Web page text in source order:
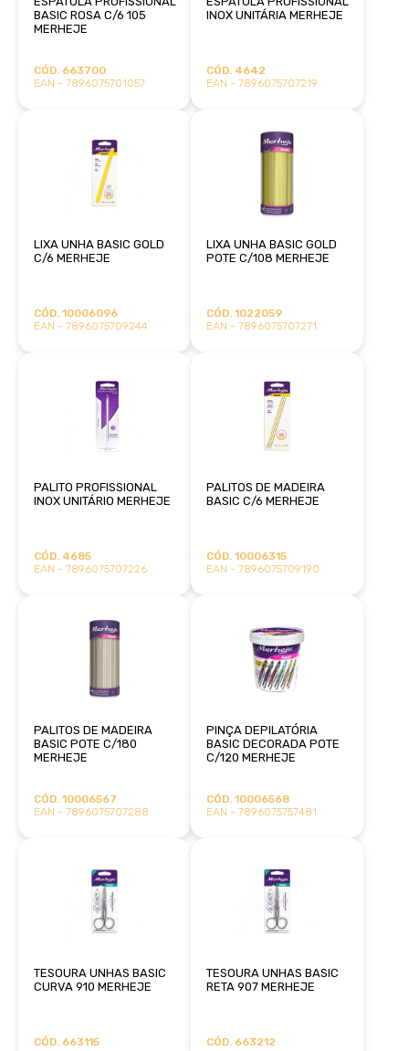
BASIC ROSA C/6 105
MERHEJE
CÓD. 663700
EAN - 7896075701057
INOX UNITÁRIA MERHEJE
CÓD. 4642
EAN - 7896075707219
LIXA UNHA BASIC GOLD
C/6 MERHEJE
CÓD. 10006096
EAN - 7896075709244
LIXA UNHA BASIC GOLD
POTE C/108 MERHEJE
CÓD. 1022059
EAN - 7896075707271
PALITO PROFISSIONAL
INOX UNITÁRIO MERHEJE
CÓD. 4685
EAN - 7896075707226
PALITOS DE MADEIRA
BASIC C/6 MERHEJE
CÓD. 10006315
EAN - 7896075709190
PALITOS DE MADEIRA
BASIC POTE C/180
MERHEJE
CÓD. 10006567
EAN - 7896075707288
PINÇA DEPILATÓRIA
BASIC DECORADA POTE
C/120 MERHEJE
CÓD. 10006568
EAN - 7896075757481
TESOURA UNHAS BASIC
CURVA 910 MERHEJE
CÓD. 663115
TESOURA UNHAS BASIC
RETA 907 MERHEJE
CÓD. 663212